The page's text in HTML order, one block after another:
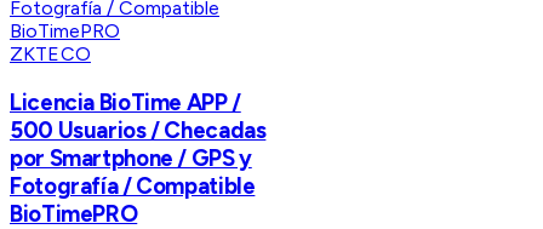
ZKTECO
Licencia BioTime APP /
500 Usuarios / Checadas
por Smartphone / GPS y
Fotografía / Compatible
BioTimePRO